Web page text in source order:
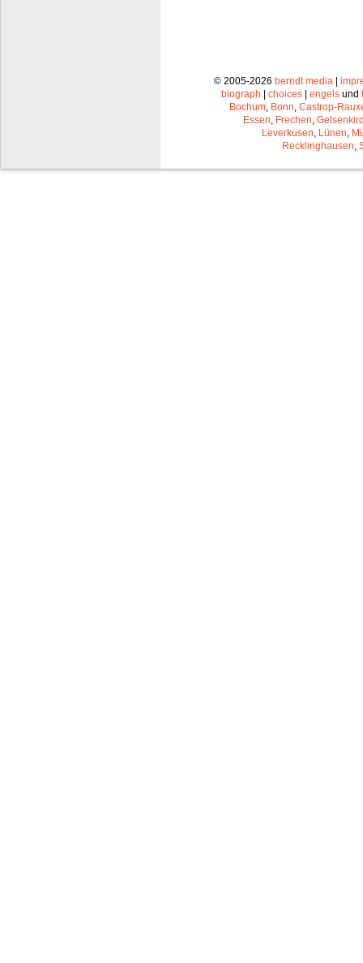
© 2005-2026 berndt media |
biograph | choices | engels und
Bochum Bonn Castrop-
Essen Frechen
Leverkusen Lünen
Recklinghausen